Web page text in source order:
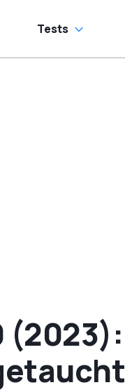
Tests
(2023):